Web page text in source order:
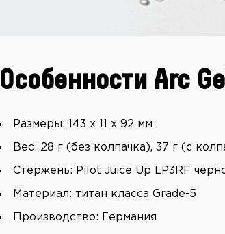
Особенности Arc
Размеры: 143 х 11 х 92 мм
Вес: 28 г (без колпачка), 37 г (с
Стержень: Pilot Juice Up LP3RF
Материал: титан класса Grade-5
Производство: Германия